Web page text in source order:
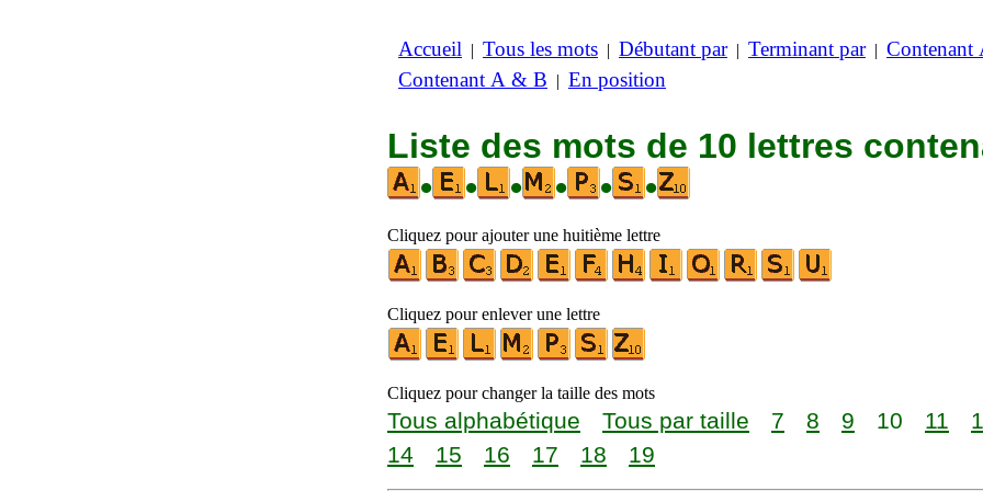
Accueil | Tous les mots | Débutant par| Terminant par| Contenant
Contenant A & B | En position
Liste des mots de 10 lettres
•
• • • • •
Cliquez pour ajouter une huitième lettre
Cliquez pour enlever une lettre
Cliquez pour changer la taille des mots
Tous alphabétique Tous par taille 7 8 9 10 11
14
15 16 17 18 19